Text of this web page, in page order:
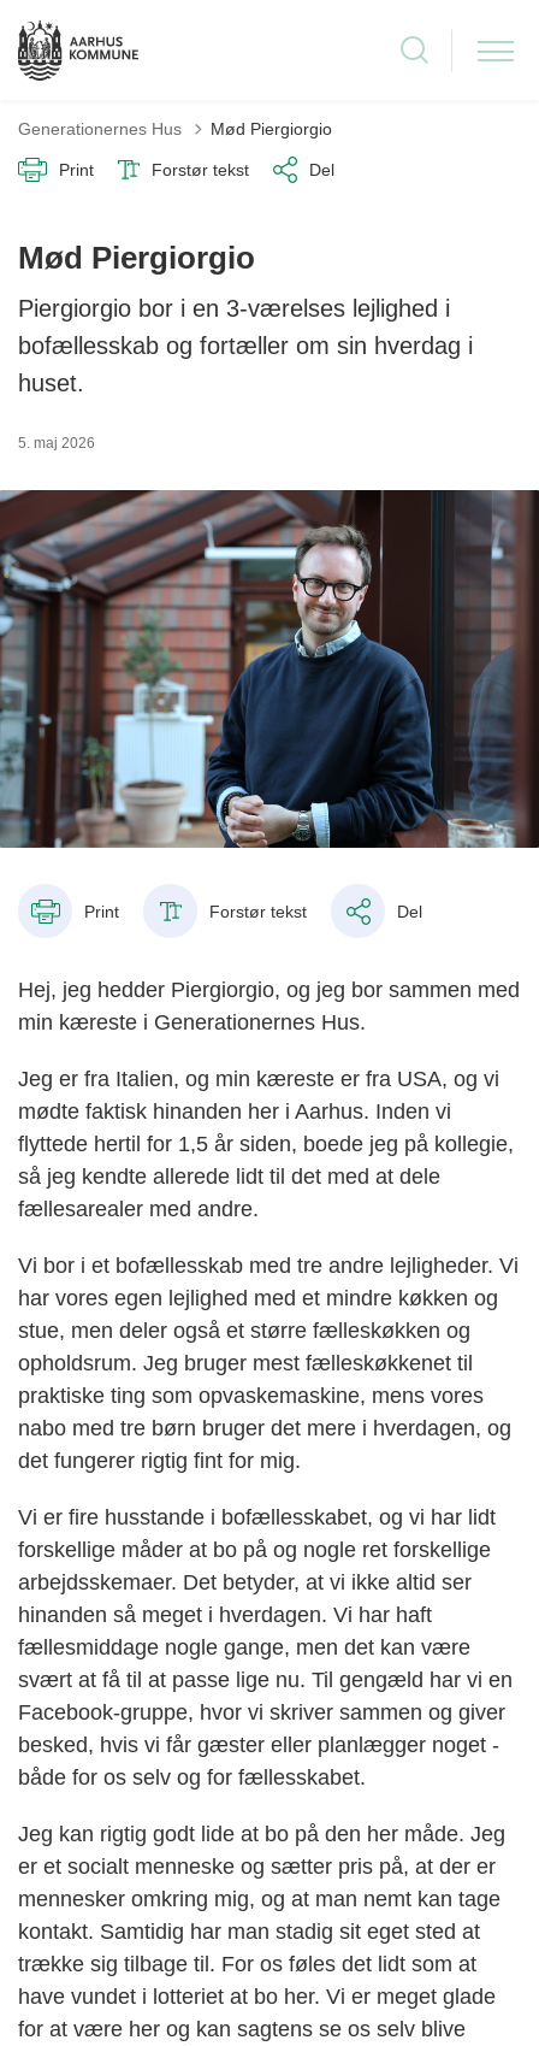
Generationernes Hus Mød Piergiorgio
Print Forstør tekst Del
Mød Piergiorgio
Piergiorgio bor i en 3-værelses lejlighed i
bofællesskab og fortæller om sin hverdag i
huset.
5. maj 2026
Print Forstør tekst Del
Hej, jeg hedder Piergiorgio, og jeg bor sammen med
min kæreste i Generationernes Hus.
Jeg er fra Italien, og min kæreste er fra USA, og vi
mødte faktisk hinanden her i Aarhus. Inden vi
flyttede hertil for 1,5 år siden, boede jeg på kollegie,
så jeg kendte allerede lidt til det med at dele
fællesarealer med andre.
Vi bor i et bofællesskab med tre andre lejligheder. Vi
har vores egen lejlighed med et mindre køkken og
stue, men deler også et større fælleskøkken og
opholdsrum. Jeg bruger mest fælleskøkkenet til
praktiske ting som opvaskemaskine, mens vores
nabo med tre børn bruger det mere i hverdagen, og
det fungerer rigtig fint for mig.
Vi er fire husstande i bofællesskabet, og vi har lidt
forskellige måder at bo på og nogle ret forskellige
arbejdsskemaer. Det betyder, at vi ikke altid ser
hinanden så meget i hverdagen. Vi har haft
fællesmiddage nogle gange, men det kan være
svært at få til at passe lige nu. Til gengæld har vi en
Facebook-gruppe, hvor vi skriver sammen og giver
besked, hvis vi får gæster eller planlægger noget -
både for os selv og for fællesskabet.
Jeg kan rigtig godt lide at bo på den her måde. Jeg
er et socialt menneske og sætter pris på, at der er
mennesker omkring mig, og at man nemt kan tage
kontakt. Samtidig har man stadig sit eget sted at
trække sig tilbage til. For os føles det lidt som at
have vundet i lotteriet at bo her. Vi er meget glade
for at være her og kan sagtens se os selv blive